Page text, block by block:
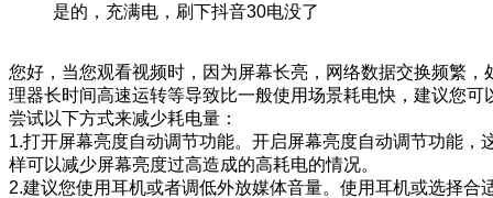
是的，充满电，刷下抖音30电没了
您好，当您观看视频时，因为屏幕长亮，网络数据交换频繁，
理器长时间高速运转等导致比一般使用场景耗电快，建议您可
尝试以下方式来减少耗电量：
1.打开屏幕亮度自动调节功能。开启屏幕亮度自动调节功能，
样可以减少屏幕亮度过高造成的高耗电的情况。
2.建议您使用耳机或者调低外放媒体音量。使用耳机或选择合